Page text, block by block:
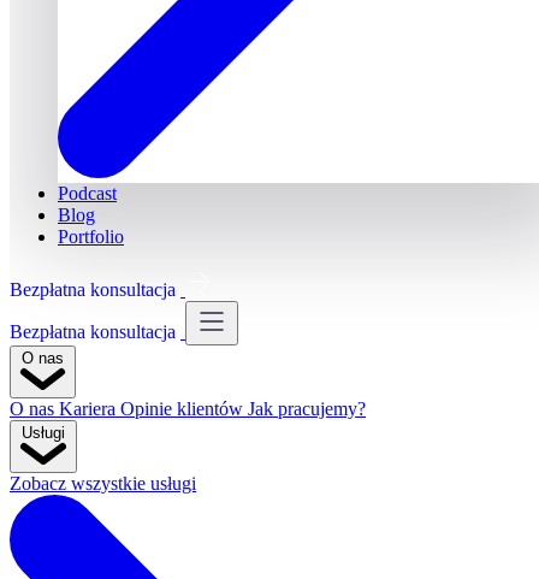
Podcast
Blog
Portfolio
Bezpłatna konsultacja
Bezpłatna konsultacja
O nas Kariera Opinie klientów Jak pracujemy?
Zobacz wszystkie usługi